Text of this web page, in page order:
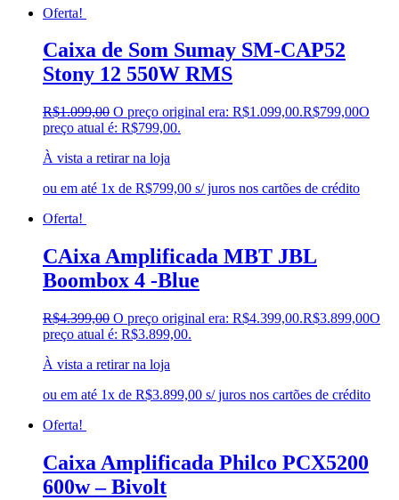
Oferta!
Caixa de Som Sumay SM-CAP52
Stony 12 550W RMS
R$1.099,00 O preço original era: R$1.099,00.R$799,00O
preço atual é: R$799,00.
À vista a retirar na loja
ou em até 1x de R$799,00 s/ juros nos cartões de crédito
Oferta!
CAixa Amplificada MBT JBL
Boombox 4 -Blue
R$4.399,00 O preço original era: R$4.399,00.R$3.899,00O
preço atual é: R$3.899,00.
À vista a retirar na loja
ou em até 1x de R$3.899,00 s/ juros nos cartões de crédito
Oferta!
Caixa Amplificada Philco PCX5200
600w – Bivolt